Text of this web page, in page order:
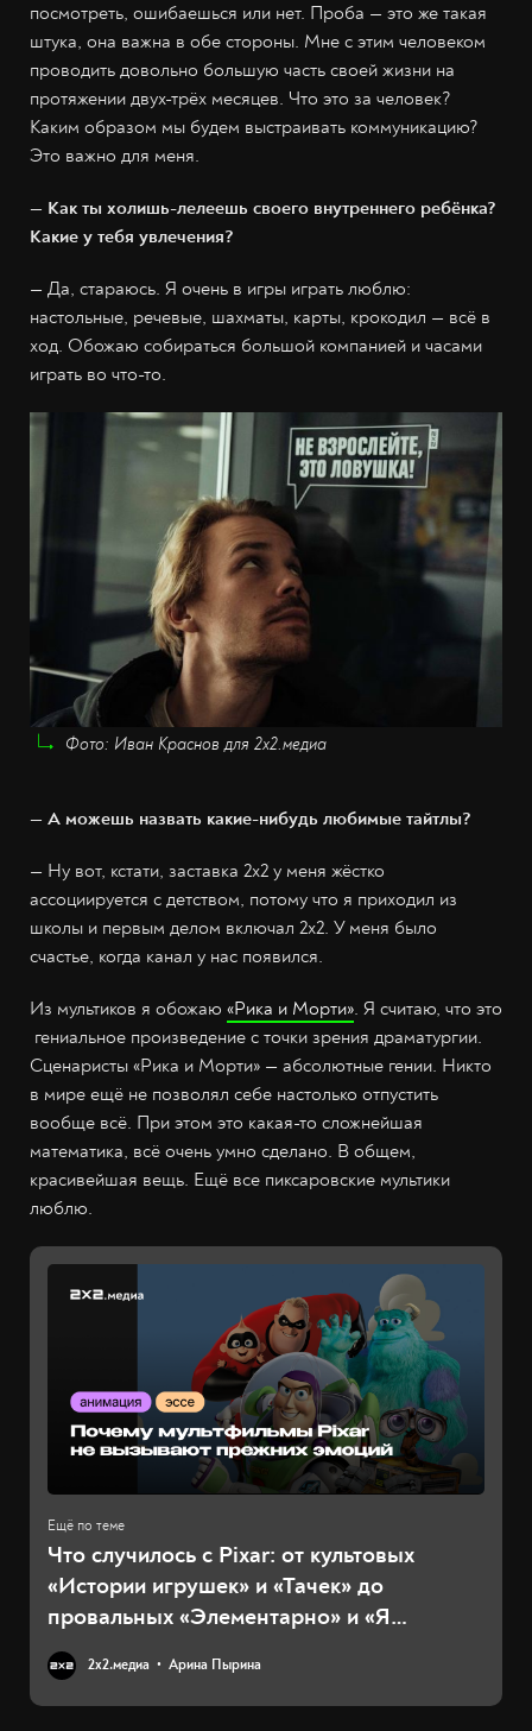
посмотреть, ошибаешься или нет. Проба — это же такая
штука, она важна в обе стороны. Мне с этим человеком
проводить довольно большую часть своей жизни на
протяжении двух-трёх месяцев. Что это за человек?
Каким образом мы будем выстраивать коммуникацию?
Это важно для меня.
— Как ты холишь-лелеешь своего внутреннего ребёнка?
Какие у тебя увлечения?
— Да, стараюсь. Я очень в игры играть люблю:
настольные, речевые, шахматы, карты, крокодил — всё в
ход. Обожаю собираться большой компанией и часами
играть во что-то.
Фото: Иван Краснов для 2х2.медиа
— А можешь назвать какие-нибудь любимые тайтлы?
— Ну вот, кстати, заставка 2х2 у меня жёстко
ассоциируется с детством, потому что я приходил из
школы и первым делом включал 2х2. У меня было
счастье, когда канал у нас появился.
Из мультиков я обожаю «Рика и Морти». Я считаю, что это
гениальное произведение с точки зрения драматургии.
Сценаристы «Рика и Морти» — абсолютные гении. Никто
в мире ещё не позволял себе настолько отпустить
вообще всё. При этом это какая-то сложнейшая
математика, всё очень умно сделано. В общем,
красивейшая вещь. Ещё все пиксаровские мультики
люблю.
Что случилось с Pixar: от культовых
«Истории игрушек» и «Тачек» до
провальных «Элементарно» и «Я
краснею»
2х2.медиа Арина Пырина